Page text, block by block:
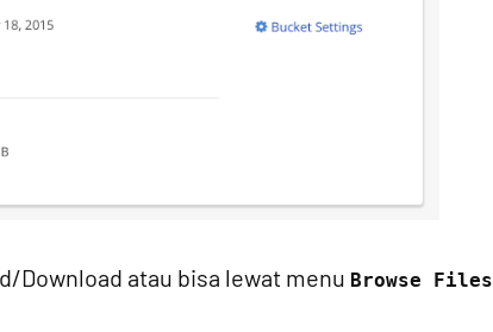
Download atau bisa lewat menu Browse Files